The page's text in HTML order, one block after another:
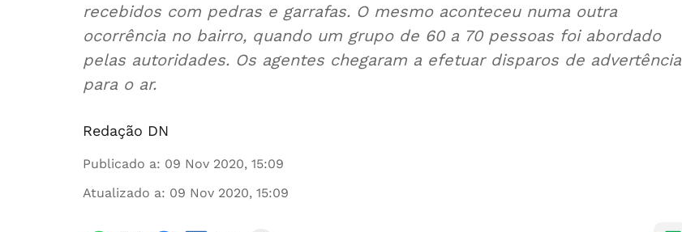
recebidos com pedras e garrafas. O mesmo aconteceu numa outra
ocorrência no bairro, quando um grupo de 60 a 70 pessoas foi abordado
pelas autoridades. Os agentes chegaram a efetuar disparos de advertência
para o ar.
Redação DN
Publicado a: 09 Nov 2020, 15:09
Atualizado a: 09 Nov 2020, 15:09